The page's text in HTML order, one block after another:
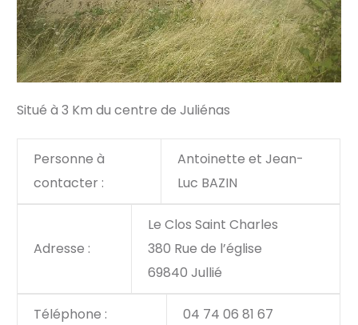
Situé à 3 Km du centre de Juliénas
Personne à
contacter :
Antoinette et Jean-
Luc BAZIN
Adresse :
Le Clos Saint Charles
380 Rue de l’église
69840 Jullié
Téléphone : 04 74 06 81 67